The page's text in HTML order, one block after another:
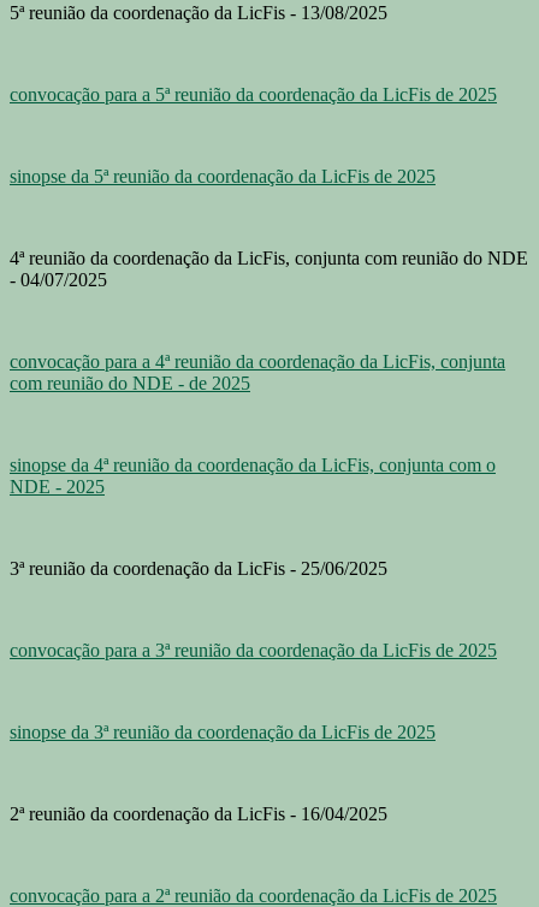
5ª reunião da coordenação da LicFis - 13/08/2025
convocação para a 5ª reunião da coordenação da LicFis de 2025
sinopse da 5ª reunião da coordenação da LicFis de 2025
4ª reunião da coordenação da LicFis, conjunta com reunião do NDE
- 04/07/2025
convocação para a 4ª reunião da coordenação da LicFis, conjunta
com reunião do NDE - de 2025
sinopse da 4ª reunião da coordenação da LicFis, conjunta com o
NDE - 2025
3ª reunião da coordenação da LicFis - 25/06/2025
convocação para a 3ª reunião da coordenação da LicFis de 2025
sinopse da 3ª reunião da coordenação da LicFis de 2025
2ª reunião da coordenação da LicFis - 16/04/2025
convocação para a 2ª reunião da coordenação da LicFis de 2025